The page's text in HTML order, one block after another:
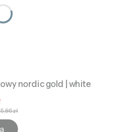
nordic gold | white
zł